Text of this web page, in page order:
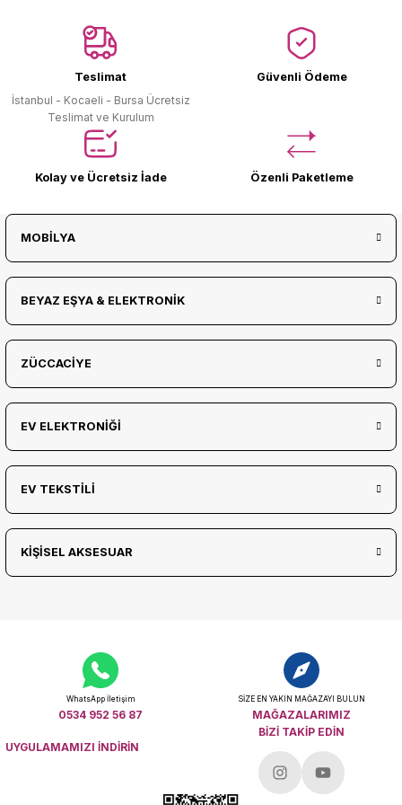
Teslimat
İstanbul - Kocaeli - Bursa Ücretsiz
Teslimat ve Kurulum
Güvenli Ödeme
Kolay ve Ücretsiz İade Özenli Paketleme
MOBİLYA
BEYAZ EŞYA & ELEKTRONİK
ZÜCCACİYE
EV ELEKTRONİĞİ
EV TEKSTİLİ
KİŞİSEL AKSESUAR
WhatsApp İletişim
0534 952 56 87
SİZE EN YAKIN MAĞAZAYI BULUN
MAĞAZALARIMIZ
UYGULAMAMIZI İNDİRİN
BİZİ TAKİP EDİN